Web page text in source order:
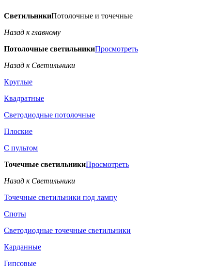
СветильникиПотолочные и точечные
Назад к главному
Потолочные светильникиПросмотреть
Назад к Светильники
Круглые
Квадратные
Светодиодные потолочные
Плоские
С пультом
Точечные светильникиПросмотреть
Назад к Светильники
Точечные светильники под лампу
Споты
Светодиодные точечные светильники
Карданные
Гипсовые